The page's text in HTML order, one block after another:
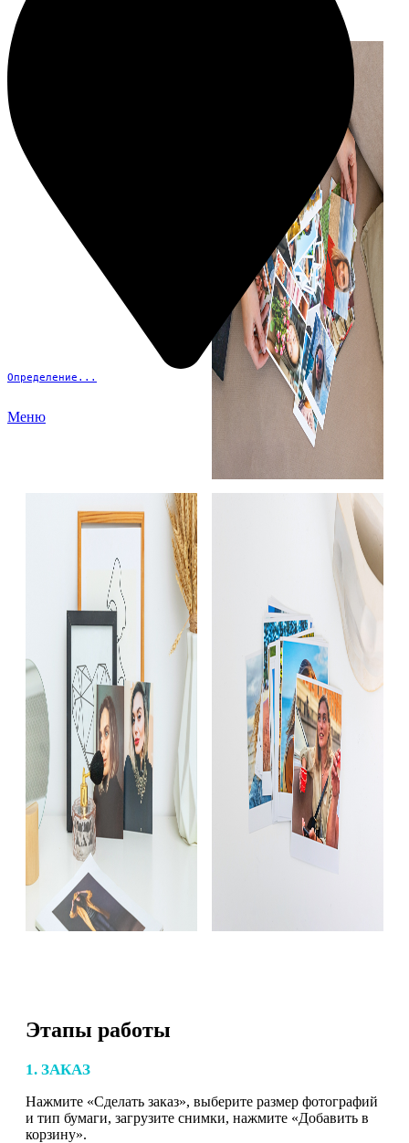
Определение...
Меню
Этапы работы
1. ЗАКАЗ
Нажмите «Сделать заказ», выберите размер фотографий
и тип бумаги, загрузите снимки, нажмите «Добавить в
корзину».